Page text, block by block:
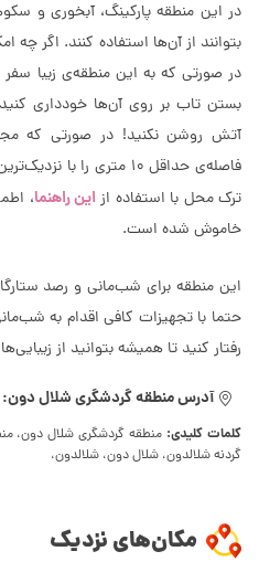
در این منطقه پارکینگ، آبخوری و
بتوانند از آن‌ها استفاده کنند. اگر چه
در صورتی که به این منطقه‌ی زیبا
بستن تاب بر روی آن‌ها خودداری
آتش روشن نکنید! در صورتی که
فاصله‌ی حداقل 10 متری را
ترک محل با استفاده از این راهنما،
خاموش شده است.
این منطقه برای شب‌مانی و رصد
حتما با تجهیزات کافی اقدام به
رفتار کنید تا همیشه بتوانید از
آدرس منطقه گردشگری شلال دون:
کلمات کلیدی: منطقه گردشگری شلال دون،
گردنه شلالدون، شلال دون، شلالدون،
مکان‌های نزدیک